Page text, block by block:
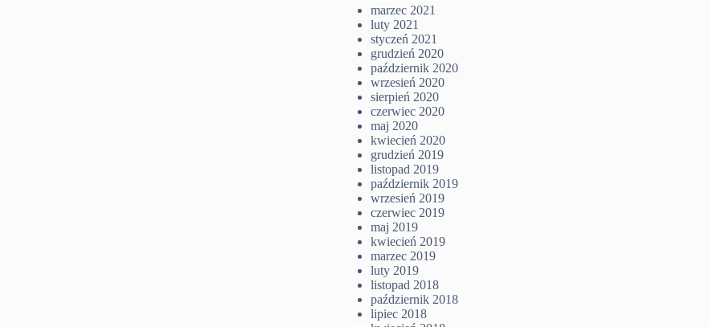
marzec 2021
luty 2021
styczeń 2021
grudzień 2020
październik 2020
wrzesień 2020
sierpień 2020
czerwiec 2020
maj 2020
kwiecień 2020
grudzień 2019
listopad 2019
październik 2019
wrzesień 2019
czerwiec 2019
maj 2019
kwiecień 2019
marzec 2019
luty 2019
listopad 2018
październik 2018
lipiec 2018